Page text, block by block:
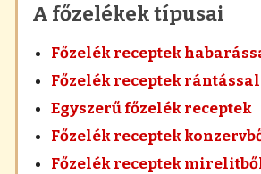
A főzelékek típusai
Főzelék receptek
Főzelék receptek rántással
Egyszerű főzelék receptek
Főzelék receptek
Főzelék receptek